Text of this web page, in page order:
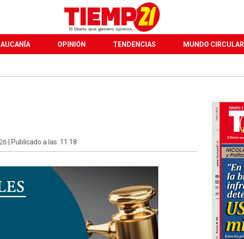
OPINIÓN TENDENCIAS MUNDO CIRCULAR
| Publicado a las: 11:18